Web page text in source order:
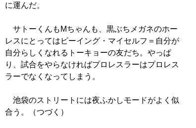
に運んだ。
サトーくんもMちゃんも、黒ぶちメガネのホー
レスにとってはビーイング・マイセルフ＝自分が
自分らしくなれるトーキョーの友だち。やっぱ
り、試合をやらなければプロレスラーはプロレス
ラーでなくなってしまう。
池袋のストリートには夜ふかしモードがよく似
合う。（つづく）